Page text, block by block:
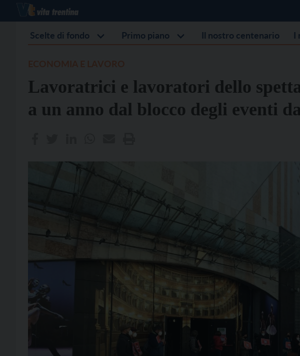
Scelte di fondo Primo piano Il nostro centenario I
Lavoratrici e lavoratori dello
a un anno dal blocco degli eventi